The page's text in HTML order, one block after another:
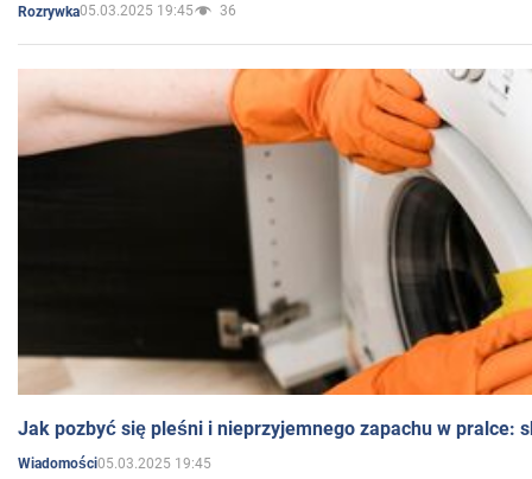
Rozrywka05.03.2025 19:45 36
Jak pozbyć się pleśni i nieprzyjemnego zapachu w pralce:
Wiadomości05.03.2025 19:45